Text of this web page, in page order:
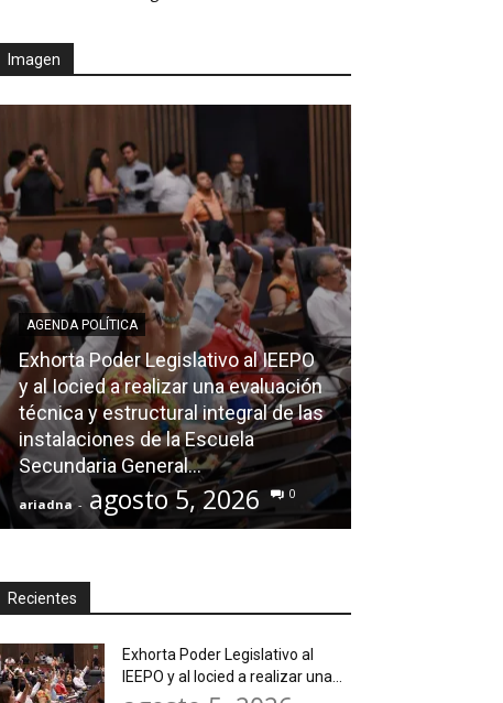
Imagen
AGENDA POLÍTICA
Exhorta Poder Legislativo al IEEPO
y al Iocied a realizar una evaluación
técnica y estructural integral de las
instalaciones de la Escuela
Secundaria General...
ariadna - agosto 5, 2026 0
Recientes
Exhorta Poder Legislativo al
IEEPO y al Iocied a realizar una...